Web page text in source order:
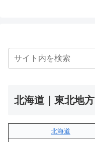
北海道｜東北地方
北海道